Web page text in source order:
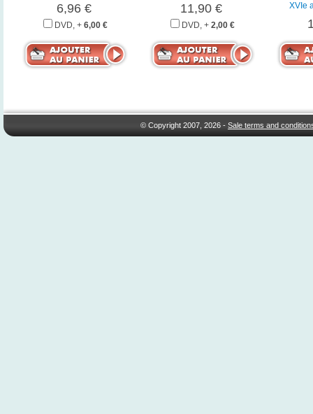
6,96 €
DVD, + 6,00 €
11,90 €
DVD, + 2,00 €
XVIe
© Copyright 2007, 2026 -Sale terms and